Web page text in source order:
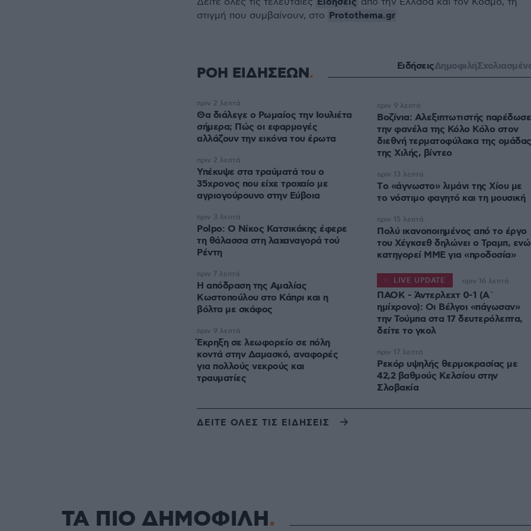
στιγμή που συμβαίνουν, στο Protothema.gr
ΡΟΗ ΕΙΔΗΣΕΩΝ ΕιδήσειςΔημοφιλή
Θα διάλεγε ο Ρωμαίος την Ιουλιέτα
σήμερα; Πώς οι εφαρμογές
αλλάζουν την εικόνα του έρωτα
πριν 2 λεπτά
Υπέκυψε στα τραύματά του ο
35χρονος που είχε τροχαίο με
αγριογούρουνο στην Εύβοια
πριν 2 λεπτά
Polpo: O Νίκος Κατσικάκης έφερε
τη θάλασσα στη λαχαναγορά τού
Ρέντη
πριν 3 λεπτά
Η απόδραση της Αμαλίας
Κωστοπούλου στο Κάπρι και η
βόλτα με σκάφος
πριν 7 λεπτά
Έκρηξη σε λεωφορείο σε πόλη
κοντά στην Δαμασκό, αναφορές
για πολλούς νεκρούς και
τραυματίες
πριν 9 λεπτά
Βοζίνια: Αλεξιπτωτιστής παρέδωσε
την φανέλα της Κόλο Κόλο στον
διεθνή τερματοφύλακα της ομάδας
της Χιλής, βίντεο
πριν 9 λεπτά
Tο «άγνωστο» λιμάνι της Χίου με
το νόστιμο φαγητό και τη μουσική
πριν 13 λεπτά
Πολύ ικανοποιημένος από το έργο
του Χέγκσεθ δηλώνει ο Τραμπ, ενώ
κατηγορεί ΜΜΕ για «προδοσία»
πριν 15 λεπτά
ΠΑΟΚ - Άντερλεχτ 0-1 (Α΄
ημίχρονο): Οι Βέλγοι «πάγωσαν»
την Τούμπα στα 17 δευτερόλεπτα,
δείτε το γκολ
LIVE UPDATE πριν 16 λεπτά
Ρεκόρ υψηλής θερμοκρασίας με
42,2 βαθμούς Κελσίου στην
Σλοβακία
πριν 17 λεπτά
ΔΕΙΤΕ ΟΛΕΣ ΤΙΣ ΕΙΔΗΣΕΙΣ
ΤΑ ΠΙΟ ΔΗΜΟΦΙΛΗ